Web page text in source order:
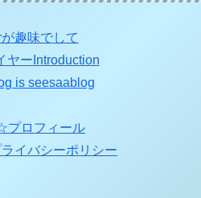
趣味でして
ヤーIntroduction
is seesaablog
プロフィール
ライバシーポリシー